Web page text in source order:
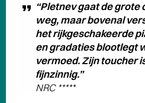
“Pletnev gaat de
weg, maar bovenal
het rijkgeschakeerde
en gradaties blootlegt
vermoed. Zijn toucher
fijnzinnig.”
NRC *****